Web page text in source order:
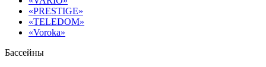
«PRESTIGE»
«TELEDOM»
«Voroka»
Бассейны